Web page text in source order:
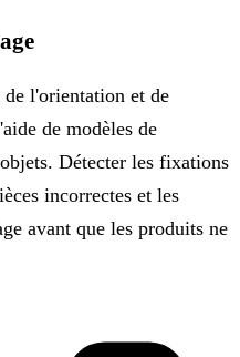
l'orientation et de
de modèles de
Détecter les fixations
incorrectes et les
avant que les produits ne